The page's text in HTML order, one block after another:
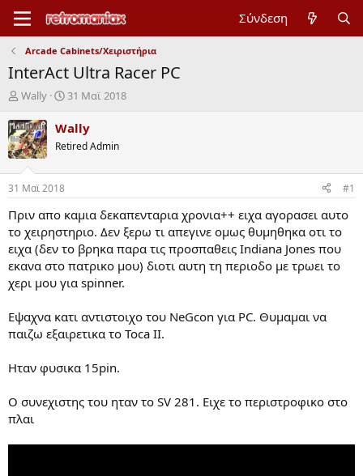
Σύνδεση
Arcade Cabinets/Χειριστήρια
InterAct Ultra Racer PC
Έ
α
ρ
ξ
η
μ
ί
ζ
ς
Wally
Η
ε
ρ
ο
ν
ί
έ
ν
α
ρ
η
31 Mαϊ 2018
Wally
Retired Admin
31 Mαϊ 2018 #1
Πριν απο καμια δεκαπενταρια χρονια++ ειχα αγορασει αυτο
το χειρηστηριο. Δεν ξερω τι απεγινε ομως θυμηθηκα οτι το
ειχα (δεν το βρηκα παρα τις προσπαθεις Indiana Jones που
εκανα στο πατρικο μου) διοτι αυτη τη περιοδο με τρωει το
χερι μου για spinner.
Εψαχνα κατι αντιστοιχο του NeGcon για PC. Θυμαμαι να
παιζω εξαιρετικα το Toca II.
Ηταν φυσικα 15pin.
Ο συνεχιστης του ηταν το SV 281. Eιχε το περιστροφικο στο
πλαι